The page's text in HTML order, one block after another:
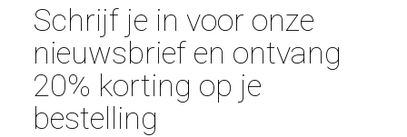
Schrijf je in voor onze
nieuwsbrief en ontvang
20% korting op je
bestelling